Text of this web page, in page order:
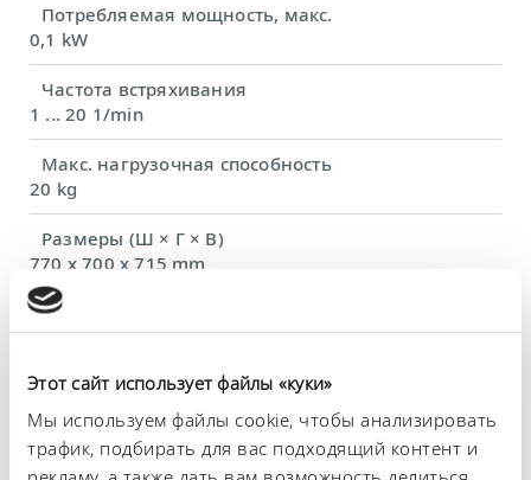
Этот сайт использует файлы «куки»
Мы используем файлы cookie, чтобы анализировать
трафик, подбирать для вас подходящий контент и
Потребляемая мощность, макс.
0,1 kW
Частота встряхивания
1 ... 20 1/min
Макс. нагрузочная способность
20 kg
Размеры (Ш × Г × В)
770 x 700 x 715 mm
Вес
68 kg
Сетевая вилка
Сетевой кабель с угловым штекером Schuko
(CEE7/7)